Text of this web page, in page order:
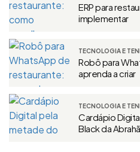
ERP para
implementar
TECNOLOGIA E
Robô para
aprenda a criar
TECNOLOGIA E
Cardápio
Black da